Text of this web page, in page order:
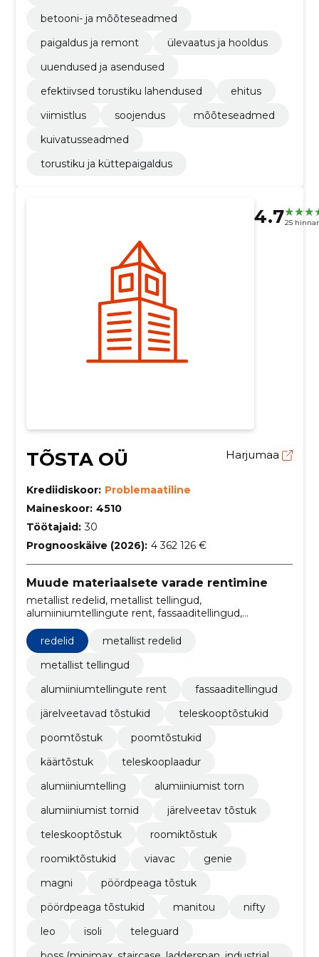
betooni- ja mõõteseadmed
paigaldus ja remont
ülevaatus ja hooldus
uuendused ja asendused
efektiivsed torustiku lahendused
ehitus
viimistlus
soojendus
mõõteseadmed
kuivatusseadmed
torustiku ja küttepaigaldus
4.725
TÕSTA OÜ Harjumaa
Krediidiskoor: Problemaatiline
Maineskoor: 4510
Töötajaid: 30
Prognooskäive (2026): 4 362 126 €
Muude materiaalsete varade rentimine
metallist redelid, metallist tellingud,
alumiiniumtellingute rent, fassaaditellingud,
järelveetavad tõstukid, teleskooptõstukid,
poomtõstuk, poomtõstukid, käärtõstuk,
teleskooplaadur
redelid
metallist redelid
metallist tellingud
alumiiniumtellingute rent
fassaaditellingud
järelveetavad tõstukid
teleskooptõstukid
poomtõstuk
poomtõstukid
käärtõstuk
teleskooplaadur
alumiiniumtelling
alumiiniumist torn
alumiiniumist tornid
järelveetav tõstuk
teleskooptõstuk
roomiktõstuk
roomiktõstukid
viavac
genie
magni
pöördpeaga tõstuk
pöördpeaga tõstukid
manitou
nifty
leo
isoli
teleguard